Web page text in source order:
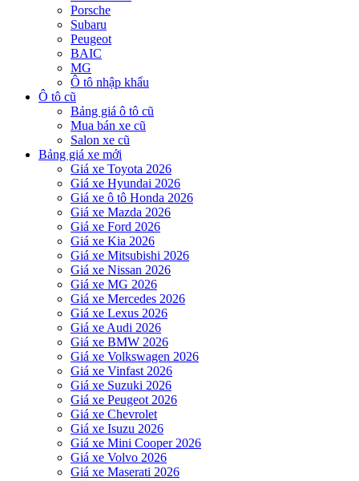
Porsche
Subaru
Peugeot
BAIC
MG
Ô tô nhập khẩu
Ô tô cũ
Bảng giá ô tô cũ
Mua bán xe cũ
Salon xe cũ
Bảng giá xe mới
Giá xe Toyota 2026
Giá xe Hyundai 2026
Giá xe ô tô Honda 2026
Giá xe Mazda 2026
Giá xe Ford 2026
Giá xe Kia 2026
Giá xe Mitsubishi 2026
Giá xe Nissan 2026
Giá xe MG 2026
Giá xe Mercedes 2026
Giá xe Lexus 2026
Giá xe Audi 2026
Giá xe BMW 2026
Giá xe Volkswagen 2026
Giá xe Vinfast 2026
Giá xe Suzuki 2026
Giá xe Peugeot 2026
Giá xe Chevrolet
Giá xe Isuzu 2026
Giá xe Mini Cooper 2026
Giá xe Volvo 2026
Giá xe Maserati 2026